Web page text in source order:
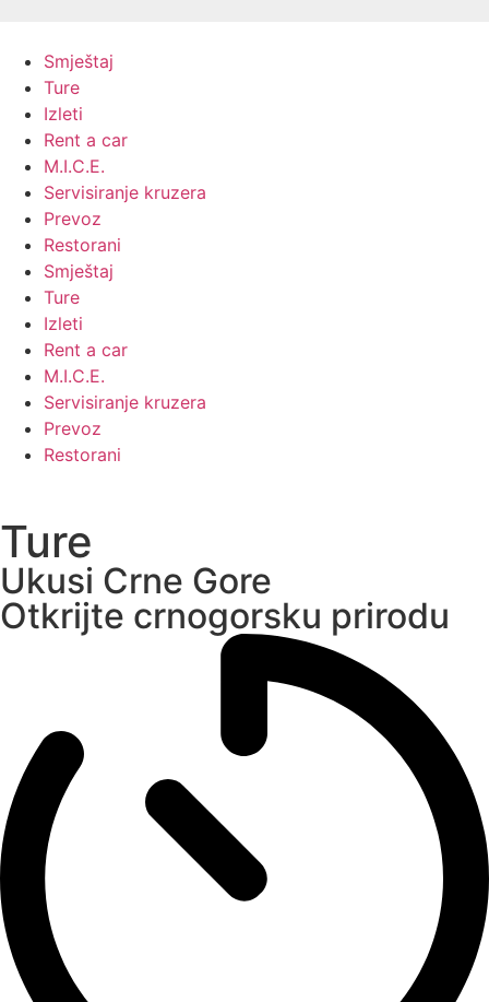
contentSmještaj
Ture
Izleti
Rent a car
M.I.C.E.
Servisiranje kruzera
Prevoz
Restorani
Smještaj
Ture
Izleti
Rent a car
M.I.C.E.
Servisiranje kruzera
Prevoz
Restorani
Ture
Ukusi Crne Gore
Otkrijte crnogorsku prirodu